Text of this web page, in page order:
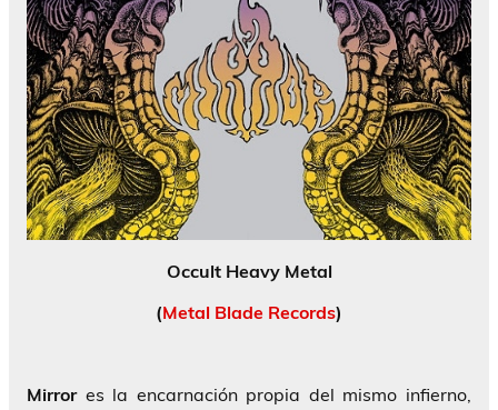
Occult Heavy Metal
(Metal Blade Records)
Mirrores la encarnación propia del mismo infierno,